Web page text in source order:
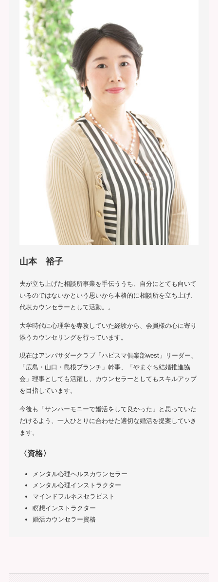
山本 裕子
夫が立ち上げた相談所事業を手伝ううち、自分にとても向いて
いるのではないかという思いから本格的に相談所を立ち上げ、
代表カウンセラーとして活動。。
大学時代に心理学を専攻していた経験から、会員様の心に寄り
添うカウンセリングを行っています。
現在はアンバサダークラブ「ハピスマ俱楽部west」リーダー、
「広島・山口・島根ブランチ」幹事、「やまぐち結婚推進協
会」理事としても活躍し、カウンセラーとしてもスキルアップ
を目指しています。
今後も「サンハーモニーで婚活をして良かった」と思っていた
だけるよう、一人ひとりに合わせた適切な婚活を提案していき
ます。
〈資格〉
メンタル心理ヘルスカウンセラー
メンタル心理インストラクター
マインドフルネスセラピスト
瞑想インストラクター
婚活カウンセラー資格